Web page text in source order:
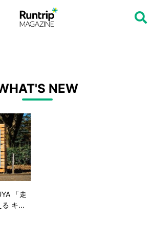
NEW
「走
る キ...